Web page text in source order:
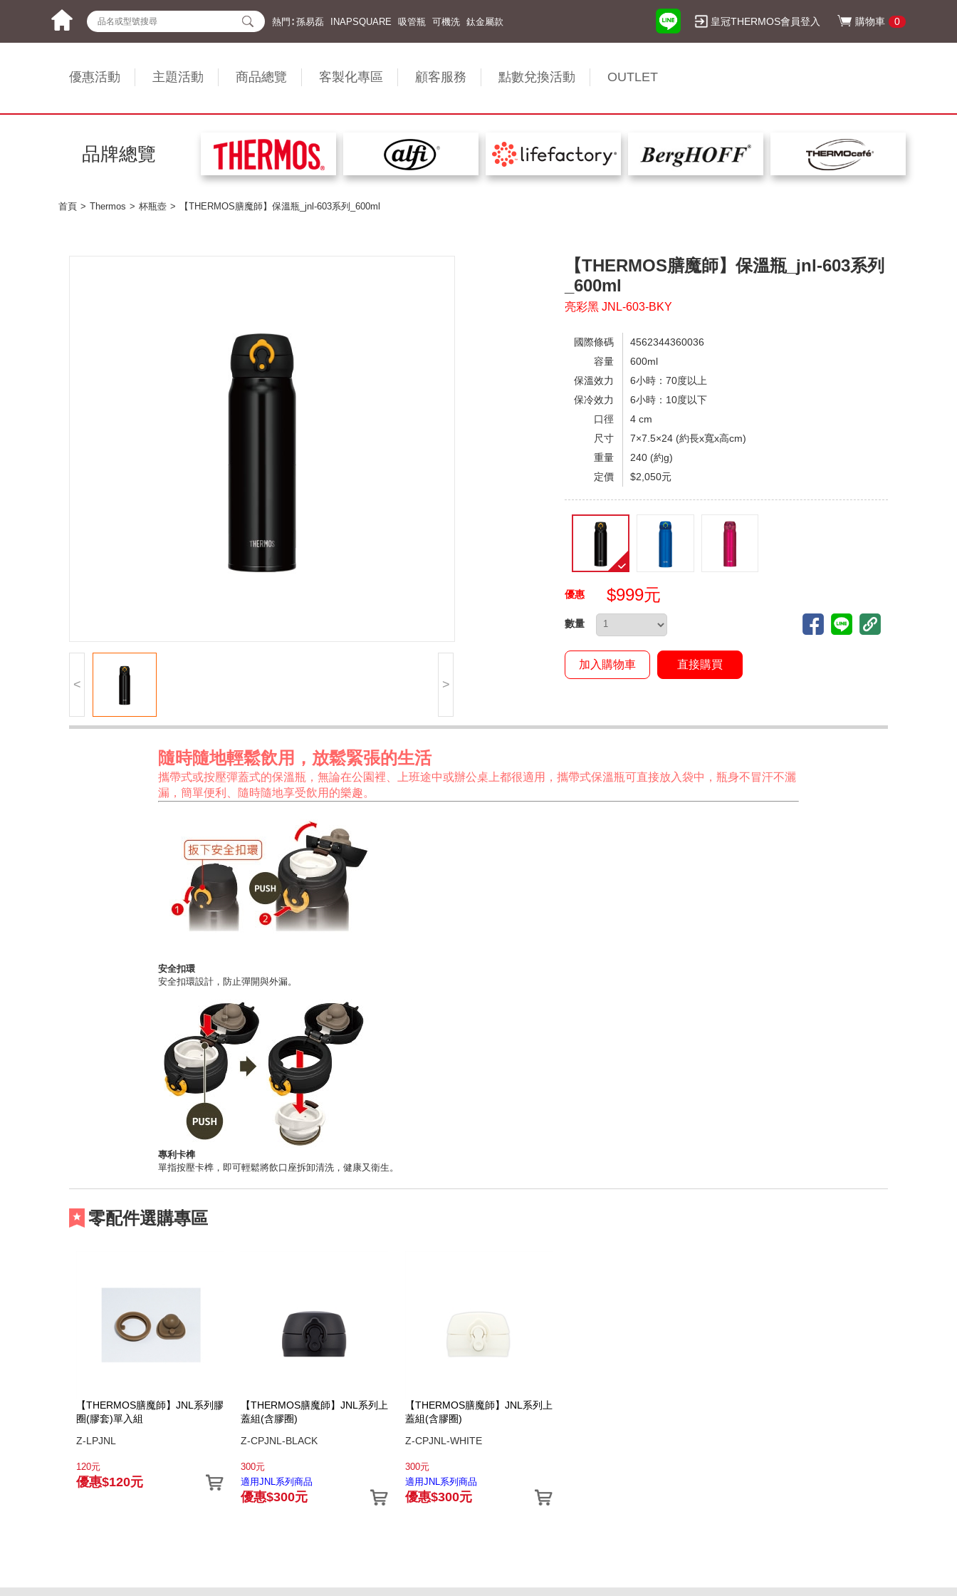
購物車 0
皇冠THERMOS會員登入
熱門∶ 孫易磊 INAPSQUARE 吸管瓶 可機洗 鈦金屬款
優惠活動 主題活動 商品總覽 客製化專區 顧客服務 點數兌換活動 OUTLET
品牌總覽
首頁 Thermos 杯瓶壺 【THERMOS膳魔師】保溫瓶_jnl-603系列_600ml
< >
【THERMOS膳魔師】保溫瓶_jnl-603系列
_600ml
亮彩黑 JNL-603-BKY
國際條碼
4562344360036
容量
600ml
保溫效力
6小時：70度以上
保冷效力
6小時：10度以下
口徑
4 cm
尺寸
7×7.5×24 (約長x寬x高cm)
重量
240 (約g)
定價
$2,050元
優惠 $999元
數量
加入購物車 直接購買
隨時隨地輕鬆飲用，放鬆緊張的生活
攜帶式或按壓彈蓋式的保溫瓶，無論在公園裡、上班途中或辦公桌上都很適用，攜帶式保溫瓶可直接放入袋中，瓶身不冒汗不灑
漏，簡單便利、隨時隨地享受飲用的樂趣。
安全扣環
安全扣環設計，防止彈開與外漏。
專利卡榫
單指按壓卡榫，即可輕鬆將飲口座拆卸清洗，健康又衛生。
零配件選購專區
【THERMOS膳魔師】JNL系列膠
圈(膠套)單入組
Z-LPJNL
120元
優惠$120元
【THERMOS膳魔師】JNL系列上
蓋組(含膠圈)
Z-CPJNL-BLACK
300元
適用JNL系列商品
優惠$300元
【THERMOS膳魔師】JNL系列上
蓋組(含膠圈)
Z-CPJNL-WHITE
300元
適用JNL系列商品
優惠$300元